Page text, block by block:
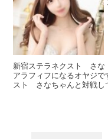
新宿ステラネクスト さな
アラフィフになるオヤジ
スト さなちゃんと対戦し